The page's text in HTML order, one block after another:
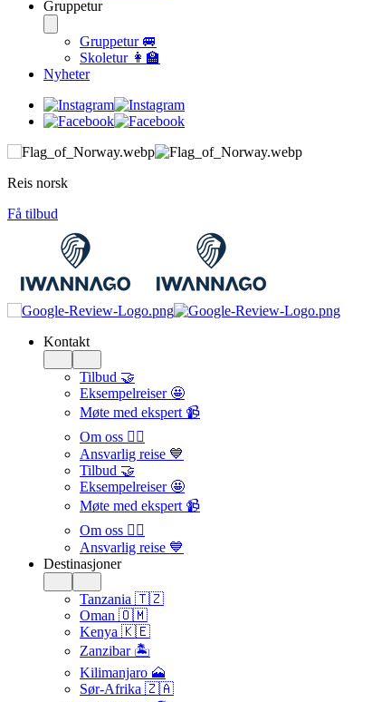
Gruppetur
Gruppetur 🚐
Skoletur 👩‍🏫
Nyheter
Reis norsk
Få tilbud
Kontakt
Tilbud 🤝
Eksempelreiser 🤩
Møte med ekspert 📹
Om oss 🙋‍♀️
Ansvarlig reise 💙
Tilbud 🤝
Eksempelreiser 🤩
Møte med ekspert 📹
Om oss 🙋‍♀️
Ansvarlig reise 💙
Destinasjoner
Tanzania 🇹🇿
Oman 🇴🇲
Kenya 🇰🇪
Zanzibar 🏝️
Kilimanjaro 🗻
Sør-Afrika 🇿🇦